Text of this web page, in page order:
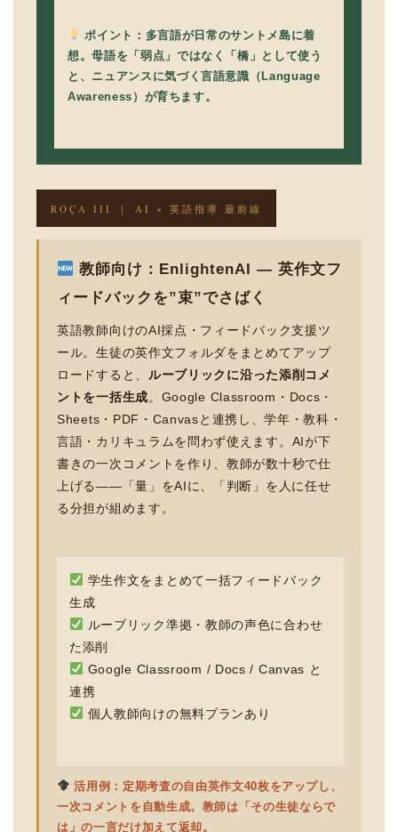
ポイント：多言語が日常のサントメ島に着
想。母語を「弱点」ではなく「橋」として使う
と、ニュアンスに気づく言語意識（Language
Awareness）が育ちます。
ROÇA III ｜ AI × 英語指導 最前線
教師向け：EnlightenAI — 英作文フ
ィードバックを”束”でさばく
英語教師向けのAI採点・フィードバック支援ツ
ール。生徒の英作文フォルダをまとめてアップ
ロードすると、 ルーブリックに沿った添削コメ
ントを一括生成。Google Classroom・Docs・
Sheets・PDF・Canvasと連携し、学年・教科・
言語・カリキュラムを問わず使えます。AIが下
書きの一次コメントを作り、教師が数十秒で仕
上げる——「量」をAIに、「判断」を人に任せ
る分担が組めます。
学生作文をまとめて一括フィードバック
生成
ルーブリック準拠・教師の声色に合わせ
た添削
Google Classroom / Docs / Canvas と
連携
個人教師向けの無料プランあり
活用例：定期考査の自由英作文40枚をアップし、
一次コメントを自動生成。教師は「その生徒ならで
は」の一言だけ加えて返却。